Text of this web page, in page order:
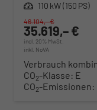
Leistung 110 kW (150 PS)
35.619,– €
incl. 20% MwSt.
inkl. NoVA
46.104,– €
Verbrauch
CO2-Klasse: E
CO2-Emissionen: